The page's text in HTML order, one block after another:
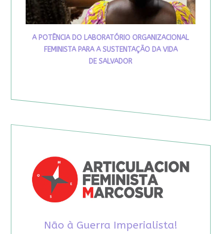
A POTÊNCIA DO LABORATÓRIO ORGANIZACIONAL
FEMINISTA PARA A SUSTENTAÇÃO DA VIDA
DE SALVADOR
Não à Guerra Imperialista!